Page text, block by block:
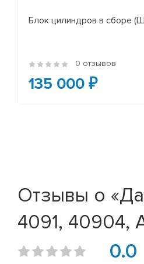
Блок цилиндров в сборе
0 отзывов
135 000 ₽
Отзывы о
4091, 40904,
0.0